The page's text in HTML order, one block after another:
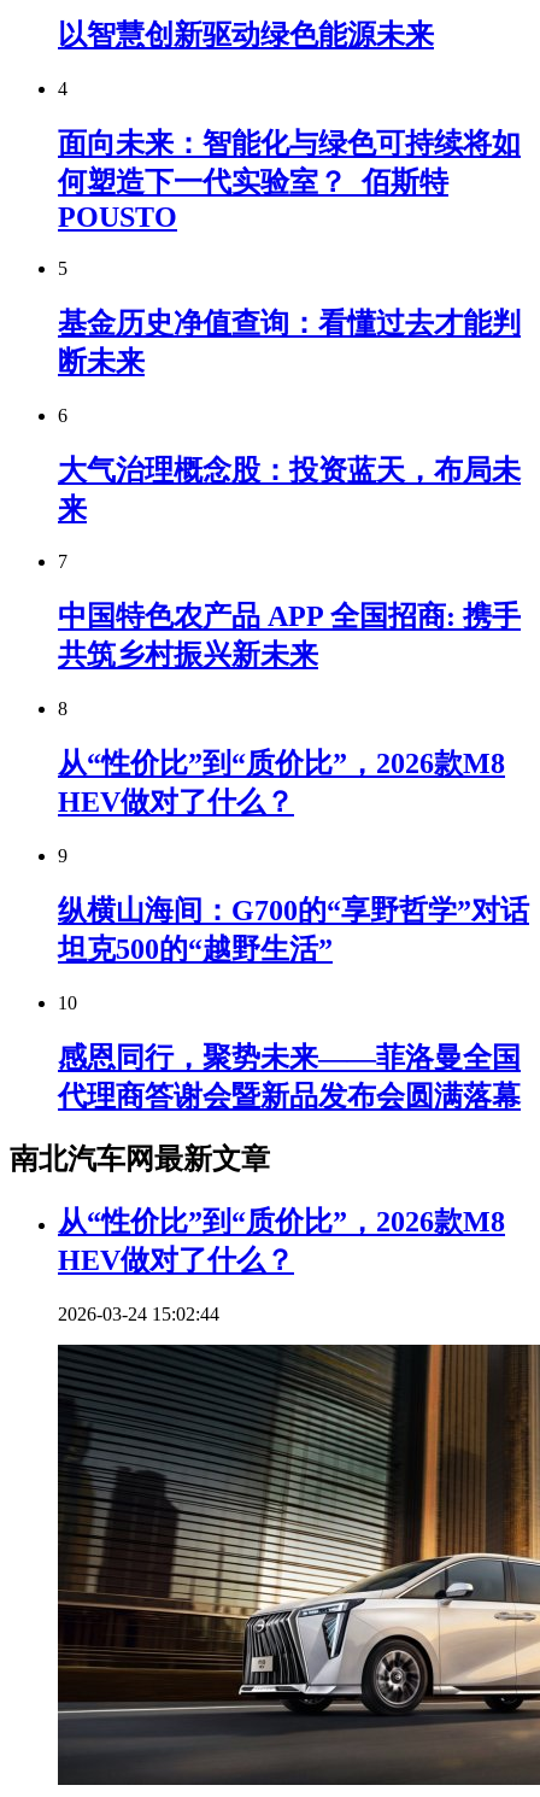
以智慧创新驱动绿色能源未来
4
面向未来：智能化与绿色可持续将如
何塑造下一代实验室？_佰斯特
POUSTO
5
基金历史净值查询：看懂过去才能判
断未来
6
大气治理概念股：投资蓝天，布局未
来
7
中国特色农产品 APP 全国招商: 携手
共筑乡村振兴新未来
8
从“性价比”到“质价比”，2026款M8
HEV做对了什么？
9
纵横山海间：G700的“享野哲学”对话
坦克500的“越野生活”
10
感恩同行，聚势未来——菲洛曼全国
代理商答谢会暨新品发布会圆满落幕
南北汽车网最新文章
从“性价比”到“质价比”，2026款M8
HEV做对了什么？
2026-03-24 15:02:44